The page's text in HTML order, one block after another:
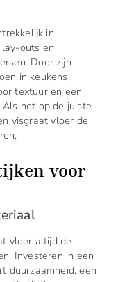
in
outs en
Door zijn
in keukens,
textuur en een
het op de juiste
visgraat vloer de
voor
vloer altijd de
Investeren in een
duurzaamheid, een